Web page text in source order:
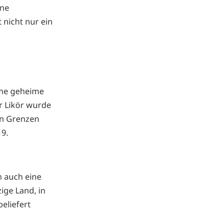
nicht nur ein
geheime
Likör wurde
Grenzen
auch eine
Land, in